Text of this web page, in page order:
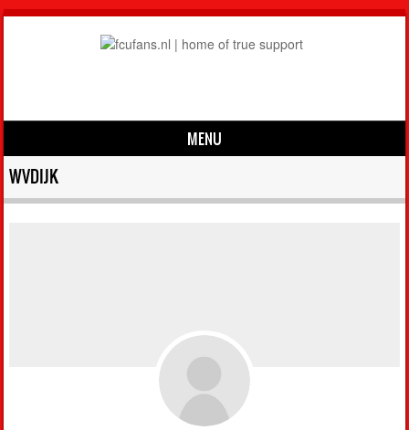
MENU
Skip to content
WVDIJK